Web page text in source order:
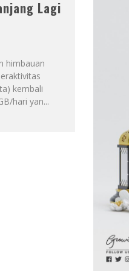
Lagi
himbauan
kembali
hari yan...